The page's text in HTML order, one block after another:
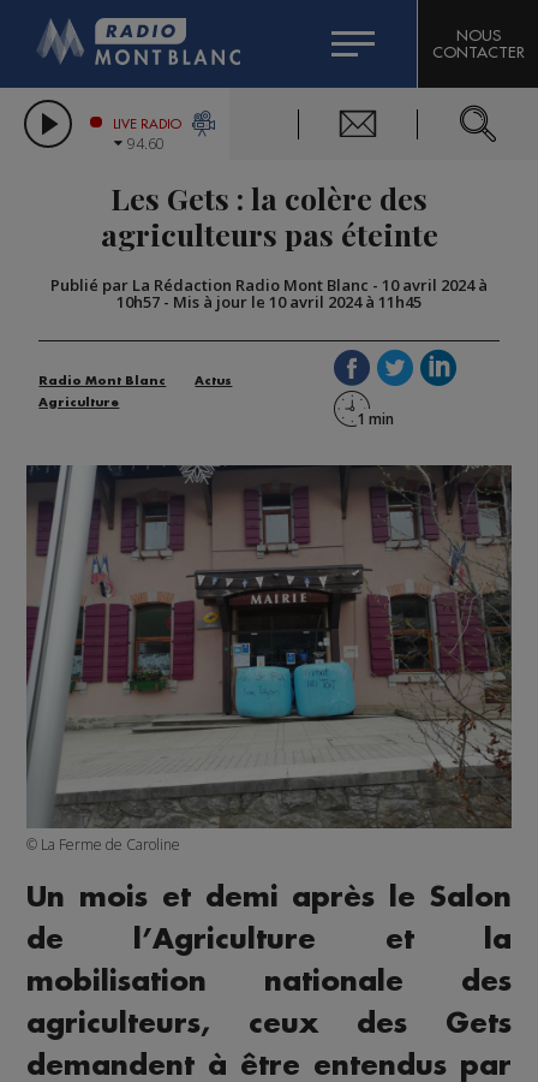
LES CHRONIQUES DE L'EXPERT
CITIZEN MACHINERY
GRAND MASSIF DOMAINES SKIABLES
BIGARD
COMPAGNIE DU MONT-BLANC
NOUS
CONTACTER
LIVE RADIO
94.60
Les Gets : la colère des
agriculteurs pas éteinte
Publié par La Rédaction Radio Mont Blanc - 10 avril 2024 à
10h57 - Mis à jour le 10 avril 2024 à 11h45
Radio Mont Blanc
Actus
Agriculture
© La Ferme de Caroline
Un mois et demi après le Salon
de l’Agriculture et la
mobilisation nationale des
agriculteurs, ceux des Gets
demandent à être entendus par